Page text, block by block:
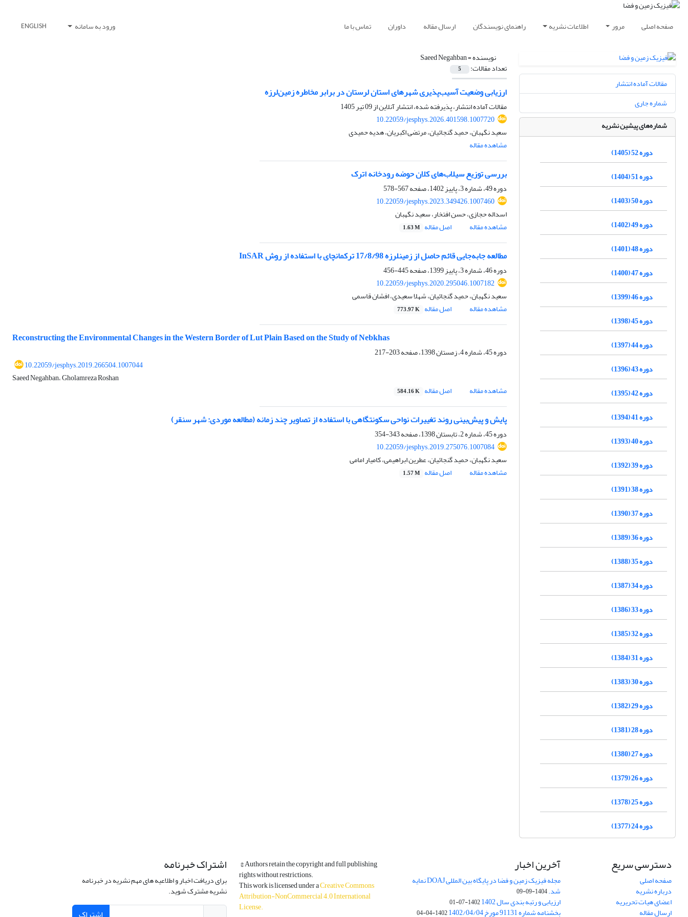
صفحه اصلی مرور اطلاعات نشریه راهنمای نویسندگان ارسال مقاله داوران تماس با ما ورود به سامانه ENGLISH
نویسنده =Saeed Negahban
تعداد مقالات: 5
ارزیابی وضعیت آسیب‌پذیری شهرهای استان لرستان در برابر مخاطره زمین‌لرزه
مقالات آماده انتشار، پذیرفته شده، انتشار آنلاین از09 تیر 1405
10.22059/jesphys.2026.401598.1007720
سعید نگهبان، حمید گنجائیان، مرتضی اکبریان، هدیه حمیدی
مشاهده مقاله
بررسی توزیع سیلاب‌های کلان حوضه رودخانه اترک
دوره 49، شماره 3، پاییز 1402، صفحه
567-578
10.22059/jesphys.2023.349426.1007460
اسداله حجازی، حسن افتخار، سعید نگهبان
مشاهده مقاله
اصل مقاله 1.63 M
مطالعه جابه‌جایی قائم حاصل از زمین‏لرزه 17/8/98 ترکمانچای با استفاده از روش InSAR
دوره 46، شماره 3، پاییز 1399، صفحه
445-456
10.22059/jesphys.2020.295046.1007182
سعید نگهبان، حمید گنجائیان، شهلا سعیدی، افشان قاسمی
مشاهده مقاله
اصل مقاله 773.97 K
Reconstructing the Environmental Changes in the Western Border of Lut Plain Based on the Study of Nebkhas
دوره 45، شماره 4، زمستان 1398، صفحه
203-217
10.22059/jesphys.2019.266504.1007044
Saeed Negahban، Gholamreza Roshan
مشاهده مقاله
اصل مقاله 584.16 K
پایش و پیش‌بینی روند تغییرات نواحی سکونتگاهی با استفاده از تصاویر چند زمانه (مطالعه موردی: شهر سنقر)
دوره 45، شماره 2، تابستان 1398، صفحه
343-354
10.22059/jesphys.2019.275076.1007084
سعید نگهبان، حمید گنجائیان، عطرین ابراهیمی، کامیار امامی
مشاهده مقاله
اصل مقاله 1.57 M
مقالات آماده انتشار
شماره جاری
شماره‌های پیشین نشریه
دوره 52 (1405)
دوره 51 (1404)
دوره 50 (1403)
دوره 49 (1402)
دوره 48 (1401)
دوره 47 (1400)
دوره 46 (1399)
دوره 45 (1398)
دوره 44 (1397)
دوره 43 (1396)
دوره 42 (1395)
دوره 41 (1394)
دوره 40 (1393)
دوره 39 (1392)
دوره 38 (1391)
دوره 37 (1390)
دوره 36 (1389)
دوره 35 (1388)
دوره 34 (1387)
دوره 33 (1386)
دوره 32 (1385)
دوره 31 (1384)
دوره 30 (1383)
دوره 29 (1382)
دوره 28 (1381)
دوره 27 (1380)
دوره 26 (1379)
دوره 25 (1378)
دوره 24 (1377)
دسترسی سریع
صفحه اصلی
درباره نشریه
اعضای هیات تحریریه
ارسال مقاله
آخرین اخبار
مجله فیزیک زمین و فضا در پایگاه بین المللی DOAJ نمایه
شد.1404-09-09
ارزیابی و رتبه بندی سال 1402 1402-07-01
بخشنامه شماره 91131 مورخ 1402/04/04 1402-04-04
© Authors retain the copyright and full publishing
rights without restrictions.
This work is licensed under aCreative Commons
Attribution-NonCommercial 4.0 International
License.
اشتراک خبرنامه
برای دریافت اخبار و اطلاعیه های مهم نشریه در خبرنامه
نشریه مشترک شوید.